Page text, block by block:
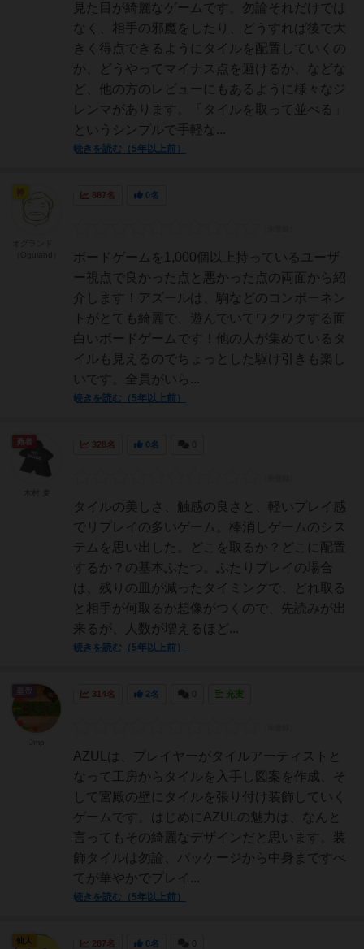
見た目が綺麗なゲームです。勿論それだけでは
なく、相手の邪魔をしたり、どうすれば後で大
きく得点できるようにタイルを配置していくの
か、どうやってマイナス点を避けるか、などな
ど、他の方のレビューにもあるように様々なジ
レンマがあります。「タイルを取って並べる」
というシンプルで手軽な...
続きを読む（5年以上前）
887名 0名
ボードゲームを1,000個以上持っているユーザ
ー視点で良かった点と悪かった点の両面から紹
介します！アズールは、駒などのコンポーネン
トがとても綺麗で、遊んでいてワクワクする面
白いボードゲームです！他の人が集めているタ
イルも見えるのでちょっとした駆け引きも楽し
いです。全員がいら...
続きを読む（5年以上前）
328名 0名
タイルの美しさ、触感の良さと、軽いプレイ感
でリプレイの多いゲーム。棒消しゲームのシス
テムを思い出した。どこを取るか？どこに配置
するか？の基本ふたつ。ふたりプレイの場合
は、残りの皿が減ったタイミングで、どれ取る
と相手が何取るか想像がつくので、先読みが出
来るが、人数が増えるほど...
続きを読む（5年以上前）
勇者
314名 2名 充実
AZULは、プレイヤーがタイルアーティストと
なって工房からタイルを入手し図案を作成、そ
して宮殿の壁にタイルを張り付け装飾していく
ゲームです。はじめにAZULの魅力は、なんと
言ってもその綺麗なデザインだと思います。装
飾タイルは勿論、パッケージから中身まですべ
てが華やかでプレイ...
続きを読む（5年以上前）
287名 0名
仙人